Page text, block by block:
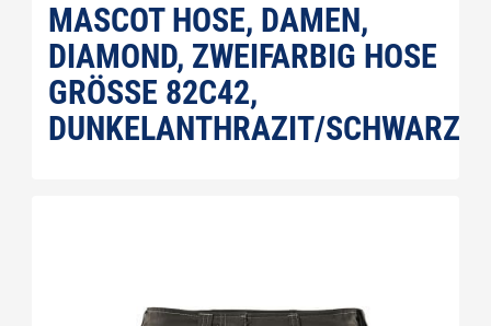
MASCOT HOSE, DAMEN,
DIAMOND, ZWEIFARBIG HOSE
GRÖSSE 82C42, D
UNKELANTHRAZIT/SCHWARZ